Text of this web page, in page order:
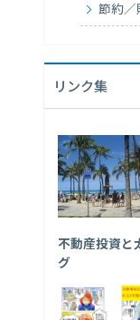
節約／
リンク集
不動産投資と
グ